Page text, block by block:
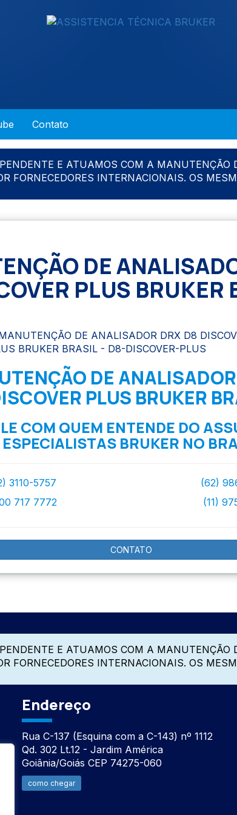
Contato
E ATUAMOS COM A MANUTENÇÃO
FORNECEDORES INTERNACIONAIS. OS
DE
PLUS BRUKER
DE
PLUS BRUKER
COM QUEM ENTENDE DO
ESPECIALISTAS BRUKER NO
3110-5757
717 7772
(62)
(11)
CONTATO
E ATUAMOS COM A MANUTENÇÃO
FORNECEDORES INTERNACIONAIS. OS
Endereço
Rua C-137 (Esquina com a C-143) nº 1112
Qd. 302 Lt.12 - Jardim América
Goiânia/Goiás CEP 74275-060
como chegar